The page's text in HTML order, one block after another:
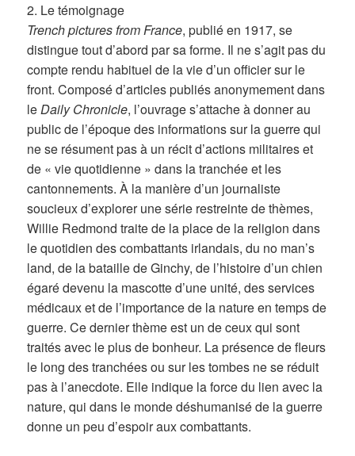
2. Le témoignage
Trench pictures from France, publié en 1917, se
distingue tout d’abord par sa forme. Il ne s’agit pas du
compte rendu habituel de la vie d’un officier sur le
front. Composé d’articles publiés anonymement dans
leDaily Chronicle, l’ouvrage s’attache à donner au
public de l’époque des informations sur la guerre qui
ne se résument pas à un récit d’actions militaires et
de « vie quotidienne » dans la tranchée et les
cantonnements. À la manière d’un journaliste
soucieux d’explorer une série restreinte de thèmes,
Willie Redmond traite de la place de la religion dans
le quotidien des combattants irlandais, du no man’s
land, de la bataille de Ginchy, de l’histoire d’un chien
égaré devenu la mascotte d’une unité, des services
médicaux et de l’importance de la nature en temps de
guerre. Ce dernier thème est un de ceux qui sont
traités avec le plus de bonheur. La présence de fleurs
le long des tranchées ou sur les tombes ne se réduit
pas à l’anecdote. Elle indique la force du lien avec la
nature, qui dans le monde déshumanisé de la guerre
donne un peu d’espoir aux combattants.